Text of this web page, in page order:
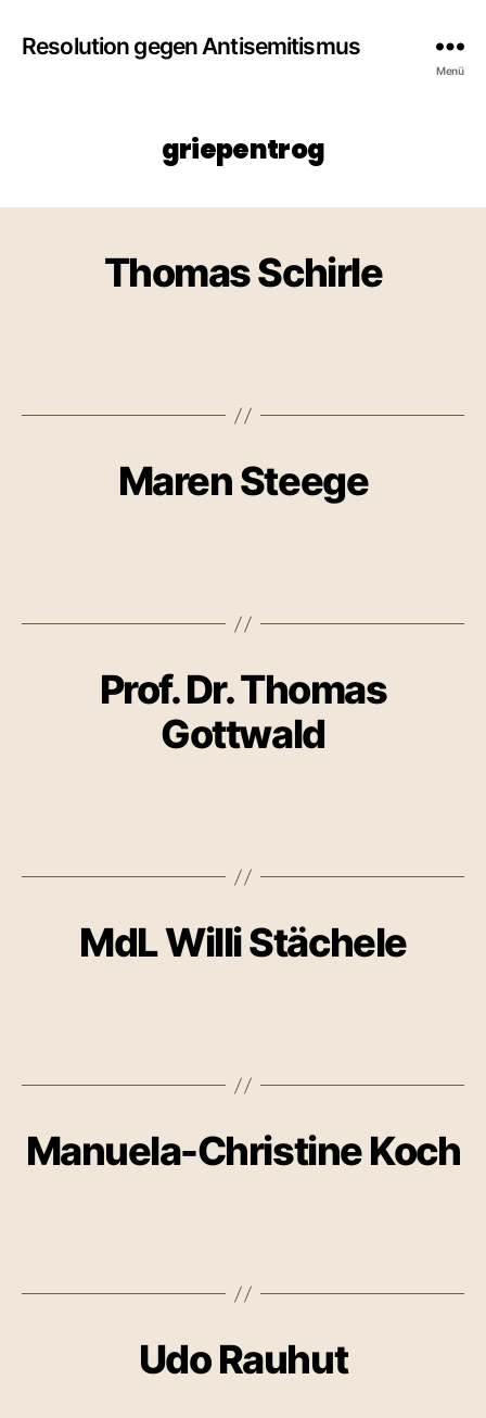
Resolution gegen Antisemitismus
Menü
griepentrog
Thomas Schirle
Maren Steege
Prof. Dr. Thomas
Gottwald
MdL Willi Stächele
Manuela-Christine Koch
Udo Rauhut